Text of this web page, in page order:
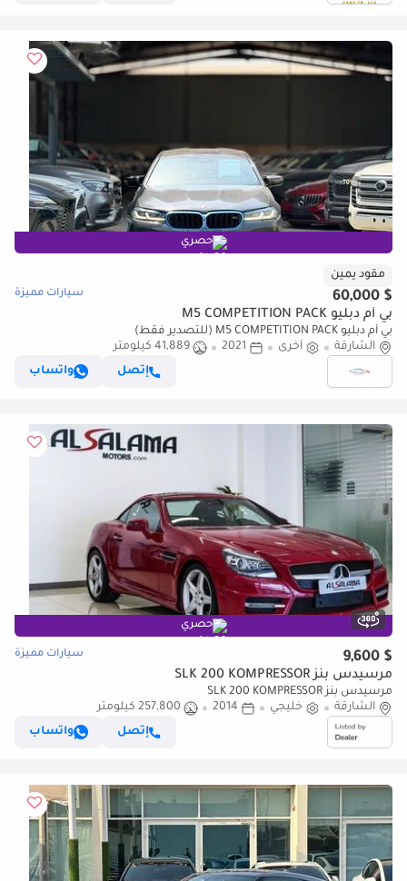
حصري
مقود يمين
$ 60,000 سيارات مميزة
بي أم دبليو M5 COMPETITION PACK
بي أم دبليو M5 COMPETITION PACK (للتصدير فقط)
الشارقة
أخرى 2021
41,889 كيلومتر
إتصل
واتساب
حصري
$ 9,600 سيارات مميزة
مرسيدس بنز SLK 200 KOMPRESSOR
مرسيدس بنز SLK 200 KOMPRESSOR
الشارقة
خليجي 2014
257,800 كيلومتر
إتصل
واتساب